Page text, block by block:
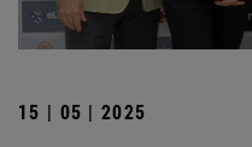
15 | 05 | 2025